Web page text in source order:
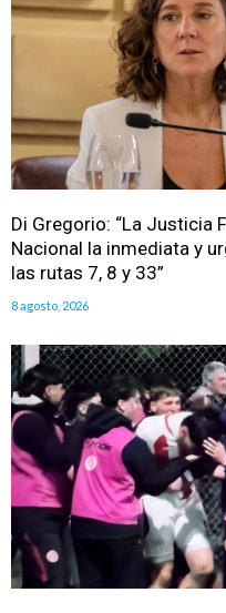
Di Gregorio: “La Justicia
Nacional la inmediata y
las rutas 7, 8 y 33”
8 agosto, 2026